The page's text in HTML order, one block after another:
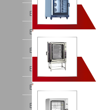
BARTSCHER
BASSANINA
BEAR VARIMIXER
BECKERS
BEKO
BERTOS